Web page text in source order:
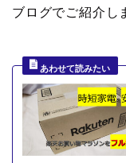
ブログでご紹介し